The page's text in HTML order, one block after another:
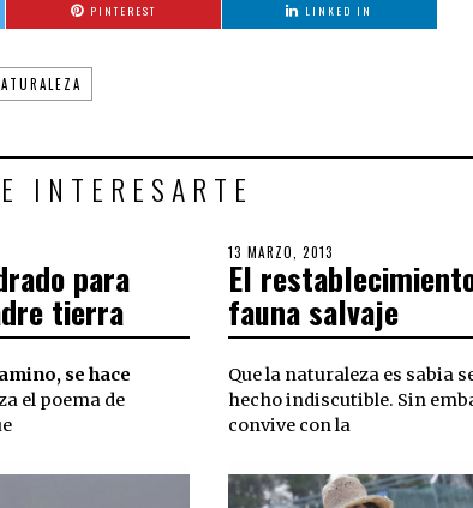
PINTEREST LINKED IN
INTERESARTE
para
tierra
se hace
el poema de
POSTED
ON
13 MARZO, 2013
OCTUBRE,
2018
El
fauna salvaje
Que la naturaleza es sabia
hecho indiscutible. Sin
convive con la